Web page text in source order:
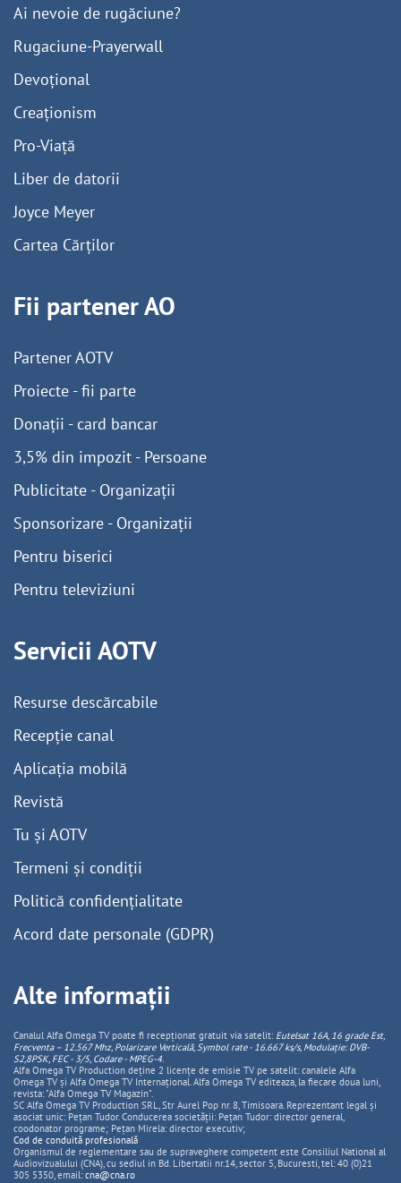
Ai nevoie de rugăciune?
Rugaciune-Prayerwall
Devoțional
Creaționism
Pro-Viață
Liber de datorii
Joyce Meyer
Cartea Cărților
Fii partener AO
Partener AOTV
Proiecte - fii parte
Donații - card bancar
3,5% din impozit - Persoane
Publicitate - Organizații
Sponsorizare - Organizații
Pentru biserici
Pentru televiziuni
Servicii AOTV
Resurse descărcabile
Recepție canal
Aplicația mobilă
Revistă
Tu și AOTV
Termeni și condiții
Politică confidențialitate
Acord date personale (GDPR)
Alte informații
Canalul Alfa Omega TV poate fi recepționat gratuit via satelit: Eutelsat 16A, 16 grade Est,
Frecventa – 12.567 Mhz, PolarizareVerticală, Symbol rate - 16.667 ks/s, Modulație: DVB-
S2,8PSK, FEC - 3/5, Codare - MPEG-4.
Alfa Omega TV Production deține 2 licențe de emisie TV pe satelit: canalele Alfa
Omega TV și Alfa Omega TV Internațional. Alfa Omega TV editeaza, la fiecare doua luni,
revista: "Alfa Omega TV Magazin".
SC Alfa Omega TV Production SRL, Str Aurel Pop nr. 8, Timisoara. Reprezentant legal și
asociat unic: Pețan Tudor. Conducerea societății: Pețan Tudor: director general,
coodonator programe; Pețan Mirela: director executiv;
Cod de conduită profesională
Organismul de reglementare sau de supraveghere competent este Consiliul National al
Audiovizualului (CNA), cu sediul in Bd. Libertatii nr.14, sector 5, Bucuresti, tel: 40 (0)21
305 5350, email: cna@cna.ro